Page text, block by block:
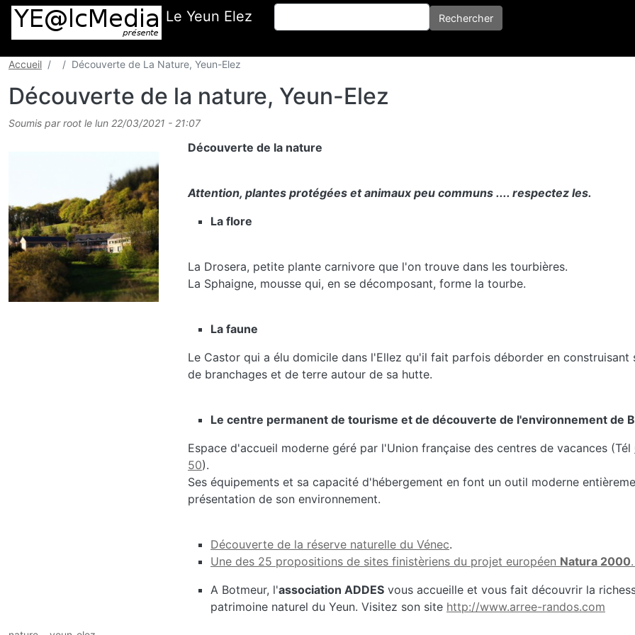
Aller au contenu principal Le Yeun Elez Rechercher
Accueil Découverte de La Nature, Yeun-Elez
Découverte de la nature, Yeun-Elez
Soumis parroot le lun 22/03/2021 - 21:07
Découverte de la nature
Attention, plantes protégées et animaux peu communs .... respectez les.
La flore
La Drosera, petite plante carnivore que l'on trouve dans les tourbières.
La Sphaigne, mousse qui, en se décomposant, forme la tourbe.
La faune
Le Castor qui a élu domicile dans l'Ellez qu'il fait parfois déborder en construisant
de branchages et de terre autour de sa hutte.
Le centre permanent de tourisme et de découverte de l'environnement de
Espace d'accueil moderne géré par l'Union française des centres de vacances (Tél
50).
Ses équipements et sa capacité d'hébergement en font un outil moderne
présentation de son environnement.
Découverte de la réserve naturelle du Vénec.
Une des 25 propositions de sites finistèriens du projet européen Natura 2000.
A Botmeur, l'association ADDES vous accueille et vous fait découvrir la
patrimoine naturel du Yeun. Visitez son site http://www.arree-randos.com